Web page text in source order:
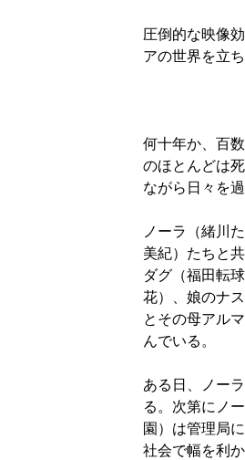
圧倒的な映像
アの世界を立
何十年か、百
のほとんどは
ながら日々を
ノーラ（緒川
美紀）たちと
ダグ（福田転
花）、娘のナ
とその母アル
んでいる。
ある日、ノー
る。次第にノ
園）は管理局
社会で幅を利